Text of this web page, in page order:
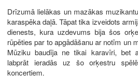
Drīzumā lielākas un mazākas
karaspēka daļā. Tāpat tika izveidots
dienests, kura uzdevums bija šos
rūpēties par to apgādāšanu ar notīm un
Mūziku baudīja ne tikai karavīri, bet
labprāt ieradās uz šo orķestru
koncertiem.